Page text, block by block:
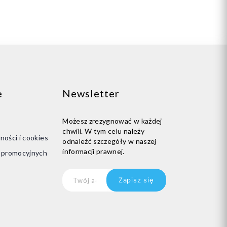
i cookies
Newsletter
Możesz zrezygnować w każdej
chwili. W tym celu należy
odnaleźć szczegóły w naszej
informacji prawnej.